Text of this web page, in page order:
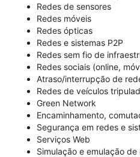
Redes de sensores
Redes móveis
Redes ópticas
Redes e sistemas P2P
Redes sem fio de
Redes sociais (online,
Atraso/interrupção de
Redes de veículos
Green Network
Encaminhamento,
Segurança em redes e
Serviços Web
Simulação e emulação de